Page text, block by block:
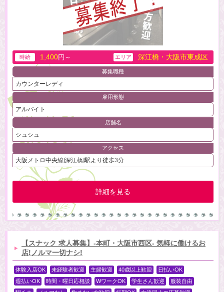
時給 1,400円～ エリア 深江橋・大阪市東成区
募集職種
カウンターレディ
雇用形態
アルバイト
店舗名
シュシュ
アクセス
大阪メトロ中央線[深江橋]駅より徒歩3分
詳細を見る
【スナック 求人募集】-本町・大阪市西区- 気軽に働けるお
店!ノルマ一切ナシ!
体験入店OK 未経験者歓迎 主婦歓迎 40歳以上歓迎
日払いOK
週払いOK
時間・曜日応相談 WワークOK 学生さん歓迎
服装自由